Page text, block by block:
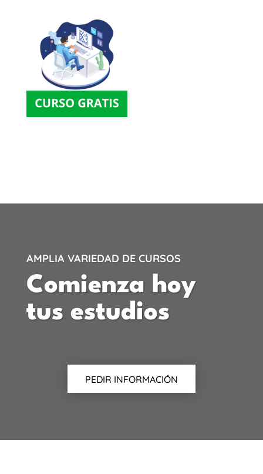
AMPLIA VARIEDAD DE CURSOS
Comienza hoy
tus estudios
PEDIR INFORMACIÓN